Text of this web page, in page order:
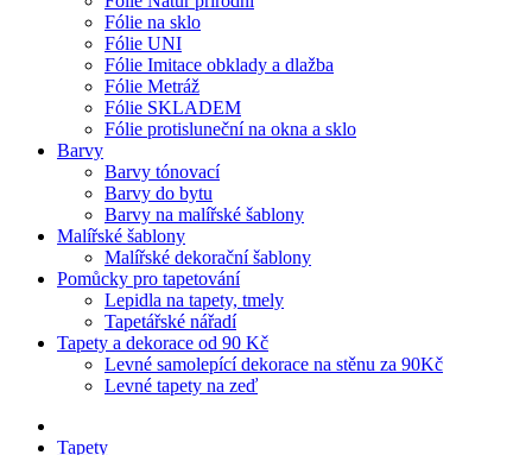
Fólie na sklo
Fólie UNI
Fólie Imitace obklady a dlažba
Fólie Metráž
Fólie SKLADEM
Fólie protisluneční na okna a sklo
Barvy
Barvy tónovací
Barvy do bytu
Barvy na malířské šablony
Malířské šablony
Malířské dekorační šablony
Pomůcky pro tapetování
Lepidla na tapety, tmely
Tapetářské nářadí
Tapety a dekorace od 90 Kč
Levné samolepící dekorace na stěnu za 90Kč
Levné tapety na zeď
Tapety